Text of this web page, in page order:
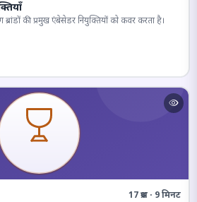
की प्रमुख एंबेसेडर नियुक्तियों को कवर करता है।
17 प्रश्न · 9 मिनट